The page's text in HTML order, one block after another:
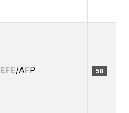
EFE/AFP 58